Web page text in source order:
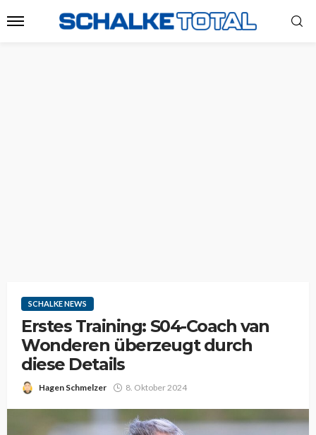
SCHALKE NEWS
Erstes Training: S04-Coach van
Wonderen überzeugt durch
diese Details
Hagen Schmelzer 8. Oktober 2024